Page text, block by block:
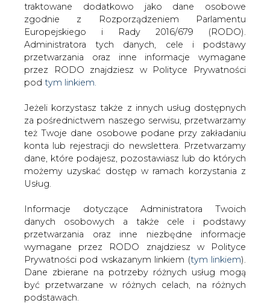
WŁĄCZ CIRE.TV
traktowane dodatkowo jako dane osobowe
zgodnie z Rozporządzeniem Parlamentu
Europejskiego i Rady 2016/679 (RODO).
Administratora tych danych, cele i podstawy
przetwarzania oraz inne informacje wymagane
przez RODO znajdziesz w Polityce Prywatności
pod tym linkiem.
Jeżeli korzystasz także z innych usług dostępnych
za pośrednictwem naszego serwisu, przetwarzamy
też Twoje dane osobowe podane przy zakładaniu
konta lub rejestracji do newslettera. Przetwarzamy
dane, które podajesz, pozostawiasz lub do których
możemy uzyskać dostęp w ramach korzystania z
Usług.
Informacje dotyczące Administratora Twoich
danych osobowych a także cele i podstawy
przetwarzania oraz inne niezbędne informacje
wymagane przez RODO znajdziesz w Polityce
Prywatności pod wskazanym linkiem (tym linkiem).
Dane zbierane na potrzeby różnych usług mogą
być przetwarzane w różnych celach, na różnych
podstawach.
Strona główna RYNEK GAZU /
Przychody Grupy Eesti
Energia ostro w górę, ale z zyskami gorzej
2018-11-06 00:00
skomentuj
udostępnij: